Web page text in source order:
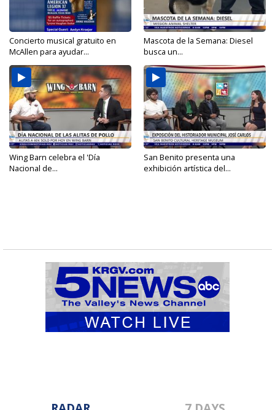
Concierto musical gratuito en
McAllen para ayudar...
Mascota de la Semana: Diesel
busca un...
Wing Barn celebra el 'Día
Nacional de...
San Benito presenta una
exhibición artística del...